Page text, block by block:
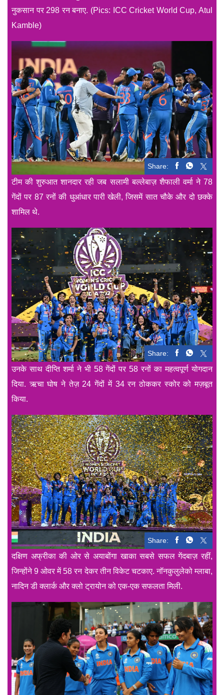
नुकसान पर 298 रन बनाए. (Pics: ICC Cricket World Cup, Atul
Kamble)
Share:
टीम की शुरुआत शानदार रही जब सलामी बल्लेबाज़ शैफाली वर्मा ने 78
गेंदों पर 87 रनों की धुआंधार पारी खेली, जिसमें सात चौके और दो छक्के
शामिल थे.
Share:
उनके साथ दीप्ति शर्मा ने भी 58 गेंदों पर 58 रनों का महत्वपूर्ण योगदान
दिया. ऋचा घोष ने तेज़ 24 गेंदों में 34 रन ठोककर स्कोर को मज़बूत
किया.
Share:
दक्षिण अफ्रीका की ओर से अयाबोंगा खाका सबसे सफल गेंदबाज़ रहीं,
जिन्होंने 9 ओवर में 58 रन देकर तीन विकेट चटकाए. नॉनकुलुलेको म्लाबा,
नादिन डी क्लार्क और क्लो ट्रायोन को एक-एक सफलता मिली.